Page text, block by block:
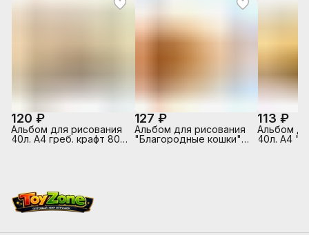
120 ₽
Альбом для рисования
40л. А4 греб. крафт 80
127 ₽
Альбом для рисования
"Благородные кошки"
113 ₽
Альбом
40л. А4